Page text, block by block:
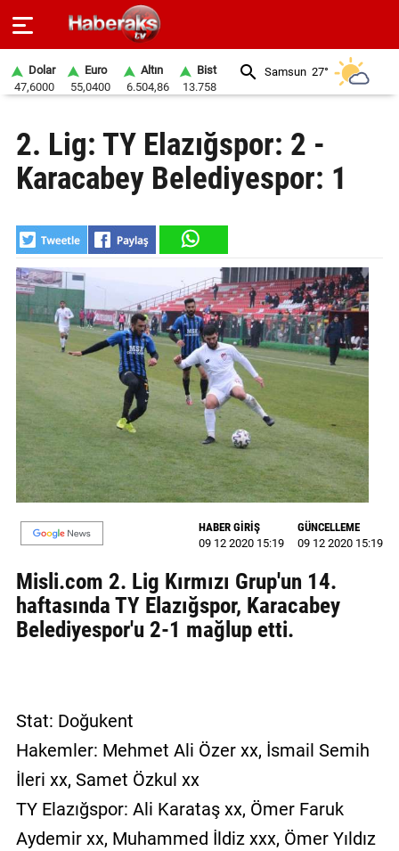
SPOR
YAŞAM
EKONOMİ
BELEDİYELER
SAĞLIK
SİYASET
EĞİTİM
GALERİ
VİDEO
YAZARLAR
BİZE
Künye
İletişim
Kullanıcı
Sözleşmesi
Dolar
47,6000
Euro
55,0400
Altın
6.504,86
Bist
13.758
Samsun 27°
2. Lig: TY Elazığspor: 2 -
Karacabey Belediyespor: 1
HABER GİRİŞ
09 12 2020 15:19
GÜNCELLEME
09 12 2020 15:19
Misli.com 2. Lig Kırmızı Grup'un 14.
haftasında TY Elazığspor, Karacabey
Belediyespor'u 2-1 mağlup etti.
Stat: Doğukent
Hakemler: Mehmet Ali Özer xx, İsmail Semih
İleri xx, Samet Özkul xx
TY Elazığspor: Ali Karataş xx, Ömer Faruk
Aydemir xx, Muhammed İldiz xxx, Ömer Yıldız